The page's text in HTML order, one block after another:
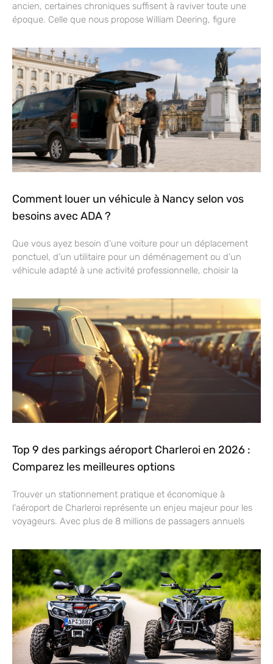
ancien, certaines chroniques suffisent à raviver toute une
époque. Celle que nous propose William Deering, figure
Comment louer un véhicule à Nancy selon vos
besoins avec ADA ?
Que vous ayez besoin d’une voiture pour un déplacement
ponctuel, d’un utilitaire pour un déménagement ou d’un
véhicule adapté à une activité professionnelle, choisir la
Top 9 des parkings aéroport Charleroi en 2026 :
Comparez les meilleures options
Trouver un stationnement pratique et économique à
l'aéroport de Charleroi représente un enjeu majeur pour les
voyageurs. Avec plus de 8 millions de passagers annuels